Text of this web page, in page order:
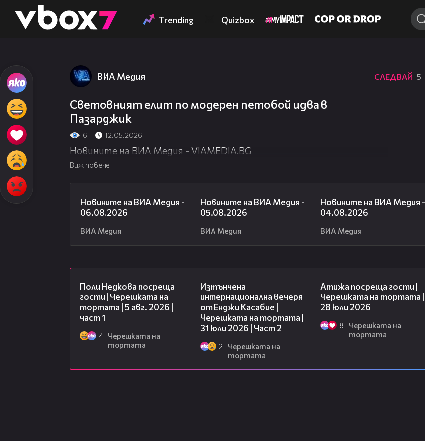
👾 Trending Quizbox
ВИА Медия СЛЕДВАЙ 5
Световният елит по модерен петобой идва в
Пазарджик
6 12.05.2026
Новините на ВИА Медия - VIAMEDIA.BG
Виж повече
Новините на ВИА Медия -
06.08.2026
ВИА Медия
Новините на ВИА Медия -
05.08.2026
ВИА Медия
Новините на ВИА Медия -
04.08.2026
ВИА Медия
Поли Недкова посреща
гости | Черешката на
тортата | 5 авг. 2026 |
част 1
4
Черешката на
тортата
Изтънчена
интернационална вечеря
от Енджи Касабие |
Черешката на тортата |
31 юли 2026 | Част 2
2
Черешката на
тортата
Атижа посреща гости |
Черешката на тортата |
28 юли 2026
8
Черешката на
тортата